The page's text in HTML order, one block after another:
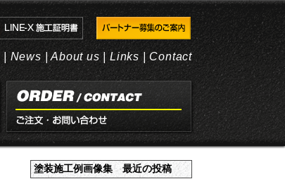
|News |About us | Links |Contact
塗装施工例画像集 最近の投稿